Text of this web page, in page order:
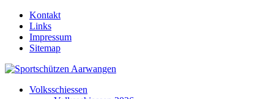
Kontakt
Links
Impressum
Sitemap
Volksschiessen